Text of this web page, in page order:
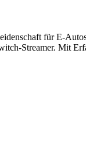
für E-
Streamer. Mit